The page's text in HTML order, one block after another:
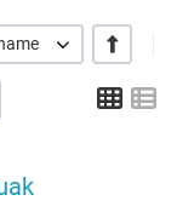
+/-
Grid